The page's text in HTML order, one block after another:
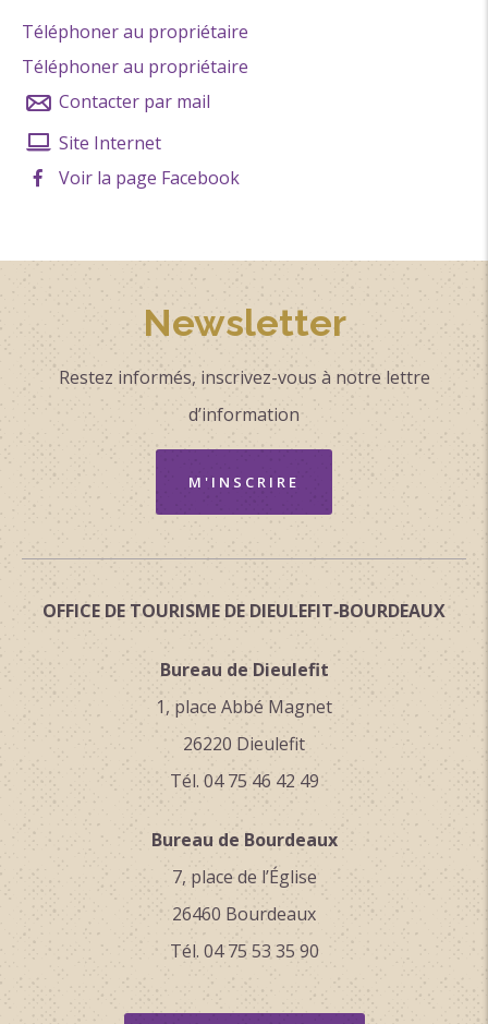
Classement & Labels
Circuits de France_POI
Téléphoner au propriétaire
Téléphoner au propriétaire
Contacter par mail
Site Internet
Voir la page Facebook
Newsletter
Restez informés, inscrivez-vous à notre lettre
d’information
M'INSCRIRE
OFFICE DE TOURISME DE DIEULEFIT‑BOURDEAUX
Bureau de Dieulefit
1, place Abbé Magnet
26220 Dieulefit
Tél. 04 75 46 42 49
Bureau de Bourdeaux
7, place de l’Église
26460 Bourdeaux
Tél. 04 75 53 35 90